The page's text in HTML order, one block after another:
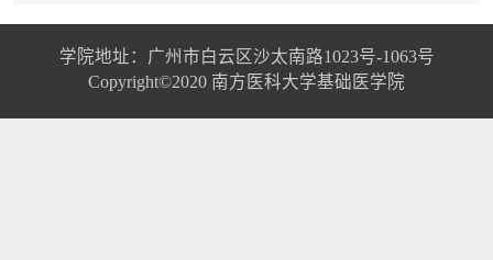
学院地址：广州市白云区沙太南路1023号-1063号
Copyright©2020 南方医科大学基础医学院